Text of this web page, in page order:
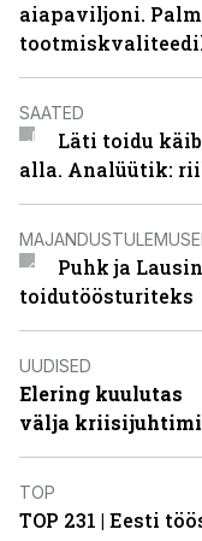
aiapaviljoni.
SAATED
Läti toidu
alla. Analüütik:
Puhk ja
toidutöösturiteks
UUDISED
Elering kuulutas
välja
TOP
TOP 231 | Eesti